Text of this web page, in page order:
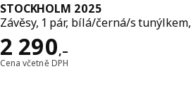
STOCKHOLM 2025
Závěsy, 1 pár, bílá/černá/s tunýlkem,
2 290,–
Cena 2290,–
Cena včetně DPH